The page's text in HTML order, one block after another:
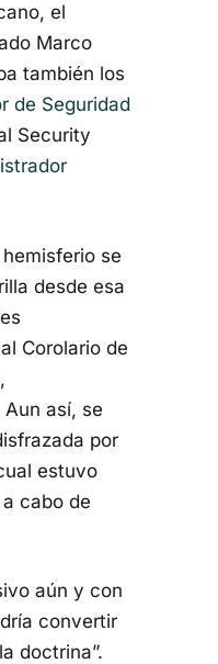
el
Marco
también los
de Seguridad
Security
se
desde esa
Corolario de
así, se
por
estuvo
cabo de
aún y con
convertir
doctrina”.